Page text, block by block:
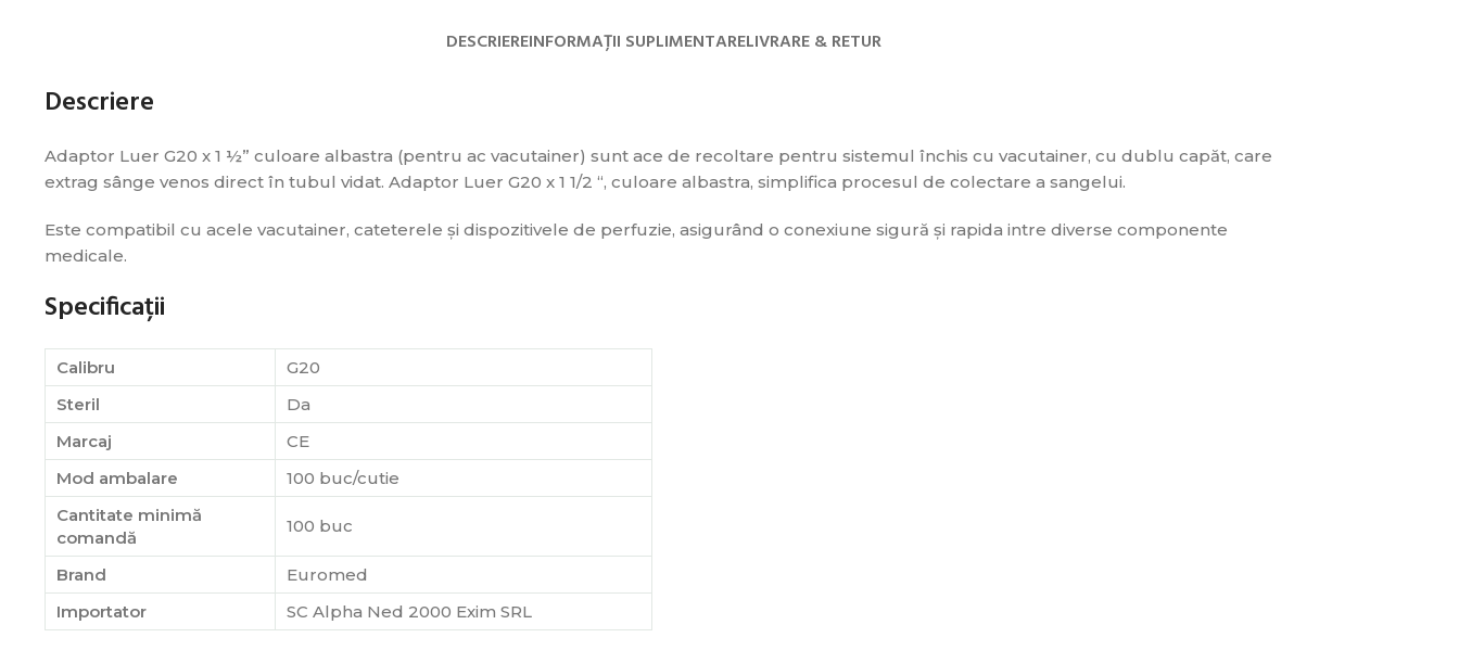
DESCRIEREINFORMAȚII SUPLIMENTARELIVRARE & RETUR
Descriere
Adaptor Luer G20 x 1 ½” culoare albastra (pentru ac vacutainer) sunt ace de recoltare pentru sistemul închis cu vacutainer, cu dublu capăt, care
extrag sânge venos direct în tubul vidat. Adaptor Luer G20 x 1 1/2 “, culoare albastra, simplifica procesul de colectare a sangelui.
Este compatibil cu acele vacutainer, cateterele și dispozitivele de perfuzie, asigurând o conexiune sigură și rapida intre diverse componente
medicale.
Specificații
Calibru
G20
Steril
Da
Marcaj
CE
Mod ambalare
100 buc/cutie
Cantitate minimă
comandă
100 buc
Brand
Euromed
Importator
SC Alpha Ned 2000 Exim SRL